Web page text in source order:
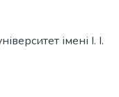
імені І. І.